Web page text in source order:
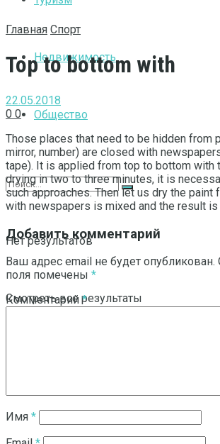
Недвижимость
Общество
Нет результатов
Смотреть все результаты
Главная Спорт
Top to bottom with
22.05.2018
0 0
Those places that need to be hidden from
mirror, number) are closed with
tape). It is applied from top to bottom with
drying in two to three minutes, it is
such approaches. Then let us dry the paint
with newspapers is mixed and the result is
Добавить комментарий
Ваш адрес email не будет опубликован.
поля помечены *
Комментарий*
Имя *